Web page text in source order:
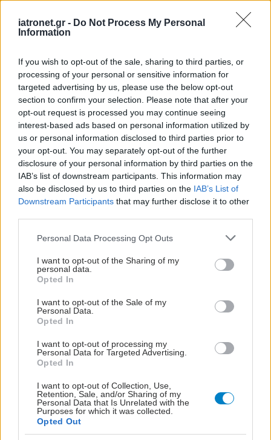
iatronet.gr - Do Not Process My Personal
Information
If you wish to opt-out of the sale, sharing to third parties, or
processing of your personal or sensitive information for
targeted advertising by us, please use the below opt-out
section to confirm your selection. Please note that after your
opt-out request is processed you may continue seeing
interest-based ads based on personal information utilized by
us or personal information disclosed to third parties prior to
your opt-out. You may separately opt-out of the further
disclosure of your personal information by third parties on the
IAB’s list of downstream participants. This information may
also be disclosed by us to third parties on the IAB’s List of
Downstream Participants that may further disclose it to other
Please note that this website/app uses one or more Google
not limited to your visit or usage behaviour. You may click to
grant or deny consent to Google and its third-party tags to
use your data for below specified purposes in below Google
consent section.
Personal Data Processing Opt Outs
I want to opt-out of the Sharing of my
personal data.
Opted In
I want to opt-out of the Sale of my
Personal Data.
Opted In
I want to opt-out of processing my
Personal Data for Targeted Advertising.
Opted In
I want to opt-out of Collection, Use,
Retention, Sale, and/or Sharing of my
Personal Data that Is Unrelated with the
Purposes for which it was collected.
Opted Out
Γιατί οι καλοί άνθρωποι
δυσκολεύονται να
θέσουν όρια
Υγιεινές και εύκολες
συνήθειες για κάθε
ημέρα
συμμετοχή των
ψυχολόγοι
Ψυχικό τραύμα: Αυτό
που μας βαραίνει δεν
ξεκίνησε πάντα από εμάς